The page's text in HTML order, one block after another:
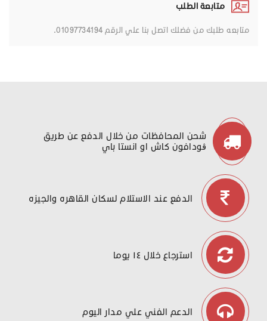
متابعة الطلب
متابعه طلبك من فضلك اتصل بنا علي الرقم 01097734194.
شحن المحافظات من خلال الدفع عن طريق
ڤودافون كاش او انستا باي
الدفع عند الاستلام لسكان القاهره والجيزه
استرجاع خلال ١٤ يوما
الدعم الفني علي مدار اليوم